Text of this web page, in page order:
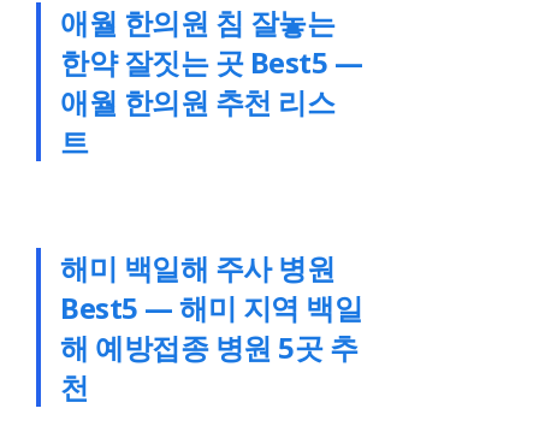
애월 한의원 침 잘놓는
한약 잘짓는 곳 Best5 —
애월 한의원 추천 리스
트
해미 백일해 주사 병원
Best5 — 해미 지역 백일
해 예방접종 병원 5곳 추
천